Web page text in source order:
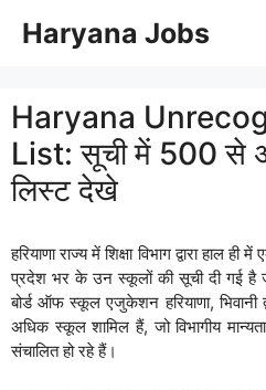
Haryana Jobs
Haryana
List: सूची में 500 से
लिस्ट देखे
हरियाणा राज्य में शिक्षा विभाग द्वारा हाल
प्रदेश भर के उन स्कूलों की सूची दी गई है
बोर्ड ऑफ स्कूल एजुकेशन हरियाणा,
अधिक स्कूल शामिल हैं, जो विभागीय
संचालित हो रहे हैं।